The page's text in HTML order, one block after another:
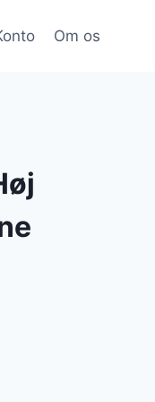
Om os